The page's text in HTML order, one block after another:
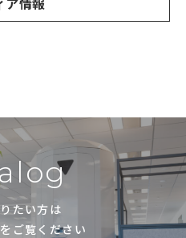
たい方は
ご覧ください